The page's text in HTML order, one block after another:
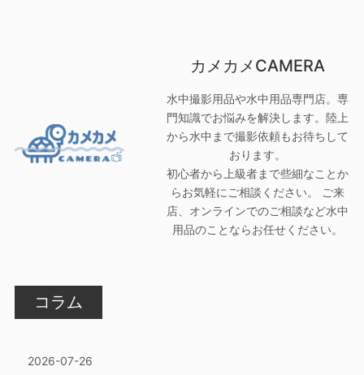
カメカメCAMERA
水中撮影用品や水中用品専門店。専
門知識でお悩みを解決します。陸上
から水中まで撮影依頼もお待ちして
おります。
初心者から上級者まで些細なことか
らお気軽にご相談ください。 ご来
店、オンラインでのご相談など水中
用品のことならお任せください。
コラム
2026-07-26